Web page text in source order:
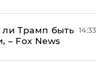
ли Трамп быть
– Fox News
14:33